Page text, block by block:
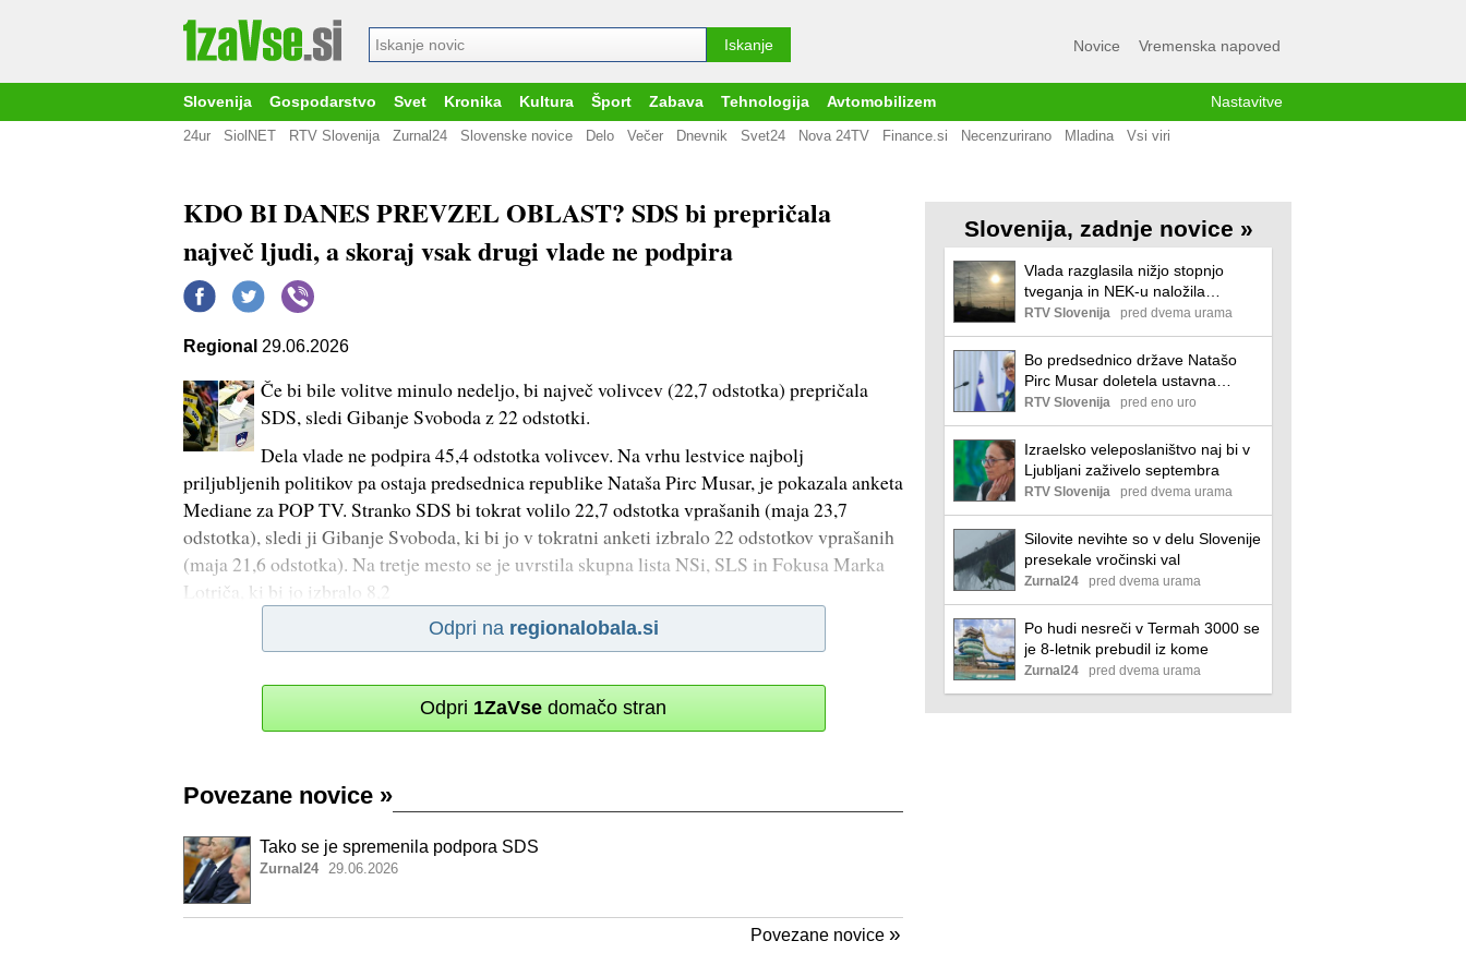
Novice Vremenska napoved
Slovenija Gospodarstvo Svet Kronika Kultura Šport Zabava Tehnologija Avtomobilizem Nastavitve
24ur SiolNET RTV Slovenija Zurnal24 Slovenske novice Delo Večer Dnevnik Svet24 Nova 24TV Finance.si Necenzurirano Mladina Vsi viri
KDO BI DANES PREVZEL OBLAST? SDS bi prepričala
največ ljudi, a skoraj vsak drugi vlade ne podpira
Regional 29.06.2026
Če bi bile volitve minulo nedeljo, bi največ volivcev (22,7 odstotka) prepričala
SDS, sledi Gibanje Svoboda z 22 odstotki.
Dela vlade ne podpira 45,4 odstotka volivcev. Na vrhu lestvice najbolj
priljubljenih politikov pa ostaja predsednica republike Nataša Pirc Musar, je pokazala anketa
Mediane za POP TV. Stranko SDS bi tokrat volilo 22,7 odstotka vprašanih (maja 23,7
odstotka), sledi ji Gibanje Svoboda, ki bi jo v tokratni anketi izbralo 22 odstotkov vprašanih
(maja 21,6 odstotka). Na tretje mesto se je uvrstila skupna lista NSi, SLS in Fokusa Marka
Lotriča, ki bi jo izbralo 8,2
Odpri na regionalobala.si
Odpri 1ZaVse domačo stran
Povezane novice »
Tako se je spremenila podpora SDS
Zurnal24 29.06.2026
Povezane novice »
Slovenija, zadnje novice »
Vlada razglasila nižjo stopnjo
tveganja in NEK-u naložila
najmanj minimalno obratovanje
RTV Slovenija pred dvema urama
Bo predsednico države Natašo
Pirc Musar doletela ustavna
obtožba?
RTV Slovenija pred eno uro
Izraelsko veleposlaništvo naj bi v
Ljubljani zaživelo septembra
RTV Slovenija pred dvema urama
Silovite nevihte so v delu Slovenije
presekale vročinski val
Zurnal24 pred dvema urama
Po hudi nesreči v Termah 3000 se
je 8-letnik prebudil iz kome
Zurnal24 pred dvema urama